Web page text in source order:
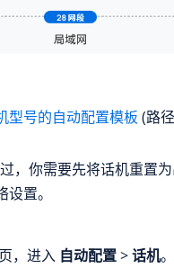
型号的自动配置模板 (路
，你需要先将话机重置
置。
，进入 自动配置>话机。